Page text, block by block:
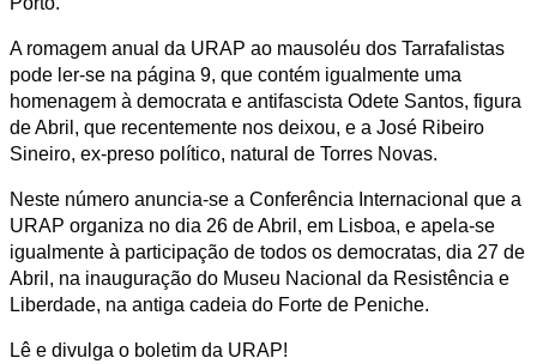
A romagem anual da URAP ao mausoléu dos Tarrafalistas
pode ler-se na página 9, que contém igualmente uma
homenagem à democrata e antifascista Odete Santos, figura
de Abril, que recentemente nos deixou, e a José Ribeiro
Sineiro, ex-preso político, natural de Torres Novas.
Neste número anuncia-se a Conferência Internacional que a
URAP organiza no dia 26 de Abril, em Lisboa, e apela-se
igualmente à participação de todos os democratas, dia 27 de
Abril, na inauguração do Museu Nacional da Resistência e
Liberdade, na antiga cadeia do Forte de Peniche.
Lê e divulga o boletim da URAP!